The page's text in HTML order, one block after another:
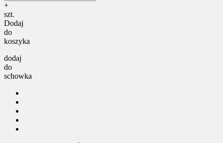
+
szt.
Dodaj
do
koszyka
dodaj
do
schowka